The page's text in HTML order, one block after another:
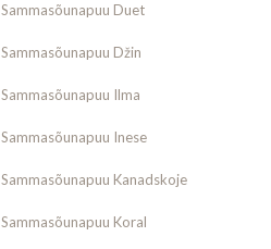
Sammasõunapuu Duet
Sammasõunapuu Džin
Sammasõunapuu Ilma
Sammasõunapuu Inese
Sammasõunapuu Kanadskoje
Sammasõunapuu Koral